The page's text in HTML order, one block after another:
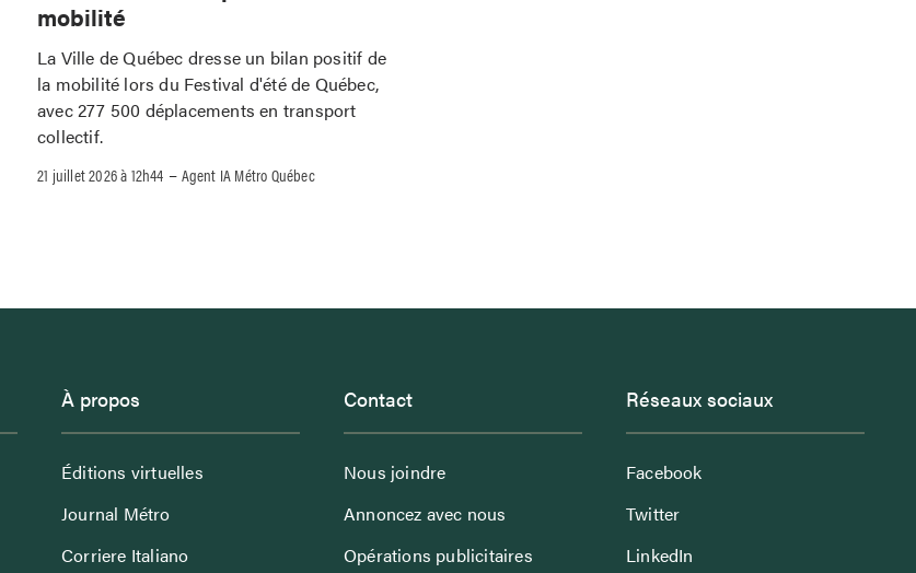
mobilité
La Ville de Québec dresse un bilan positif de
la mobilité lors du Festival d'été de Québec,
avec 277 500 déplacements en transport
collectif.
21 juillet 2026 à 12h44 –Agent IA Métro Québec
À propos
Éditions virtuelles
Journal Métro
Corriere Italiano
Contact
Nous joindre
Annoncez avec nous
Opérations publicitaires
Réseaux sociaux
Facebook
Twitter
LinkedIn